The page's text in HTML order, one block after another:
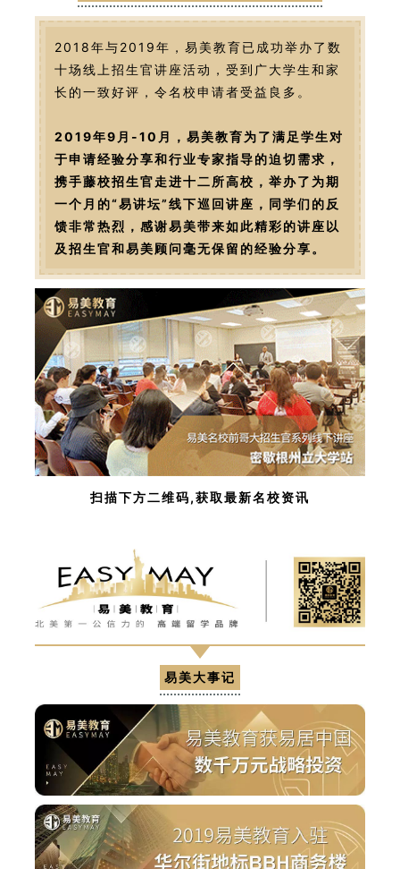
2018年与2019年，易美教育已成功举办了数
十场线上招生官讲座活动，受到广大学生和家
长的一致好评，令名校申请者受益良多。
2019年9月-10月，易美教育为了满足学生对
于申请经验分享和行业专家指导的迫切需求，
携手藤校招生官走进十二所高校，举办了为期
一个月的“易讲坛”线下巡回讲座，同学们的反
馈非常热烈，感谢易美带来如此精彩的讲座以
及招生官和易美顾问毫无保留的经验分享。
扫描下方二维码,获取最新名校资讯
易美大事记